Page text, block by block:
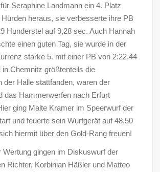
Seraphine Landmann ein 4. Platz
heraus, sie verbesserte ihre PB
Hunderstel auf 9,28 sec. Auch Hannah
einen guten Tag, sie wurde in der
starke 5. mit einer PB von 2:22,44
in Chemnitz größtenteils die
der Halle stattfanden, waren der
das Hammerwerfen nach Erfurt
ging Malte Kramer im Speerwurf der
und feuerte sein Wurfgerät auf 48,50
hiermit über den Gold-Rang freuen!
Wertung gingen im Diskuswurf der
Richter, Korbinian Häßler und Matteo